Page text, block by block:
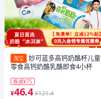
淘宝
妙可蓝多高钙奶酪杯儿童
零食高钙奶酪乳酪即食4小杯
券减¥75
¥46.4 ¥121.4